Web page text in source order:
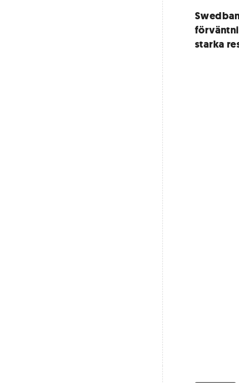
starka